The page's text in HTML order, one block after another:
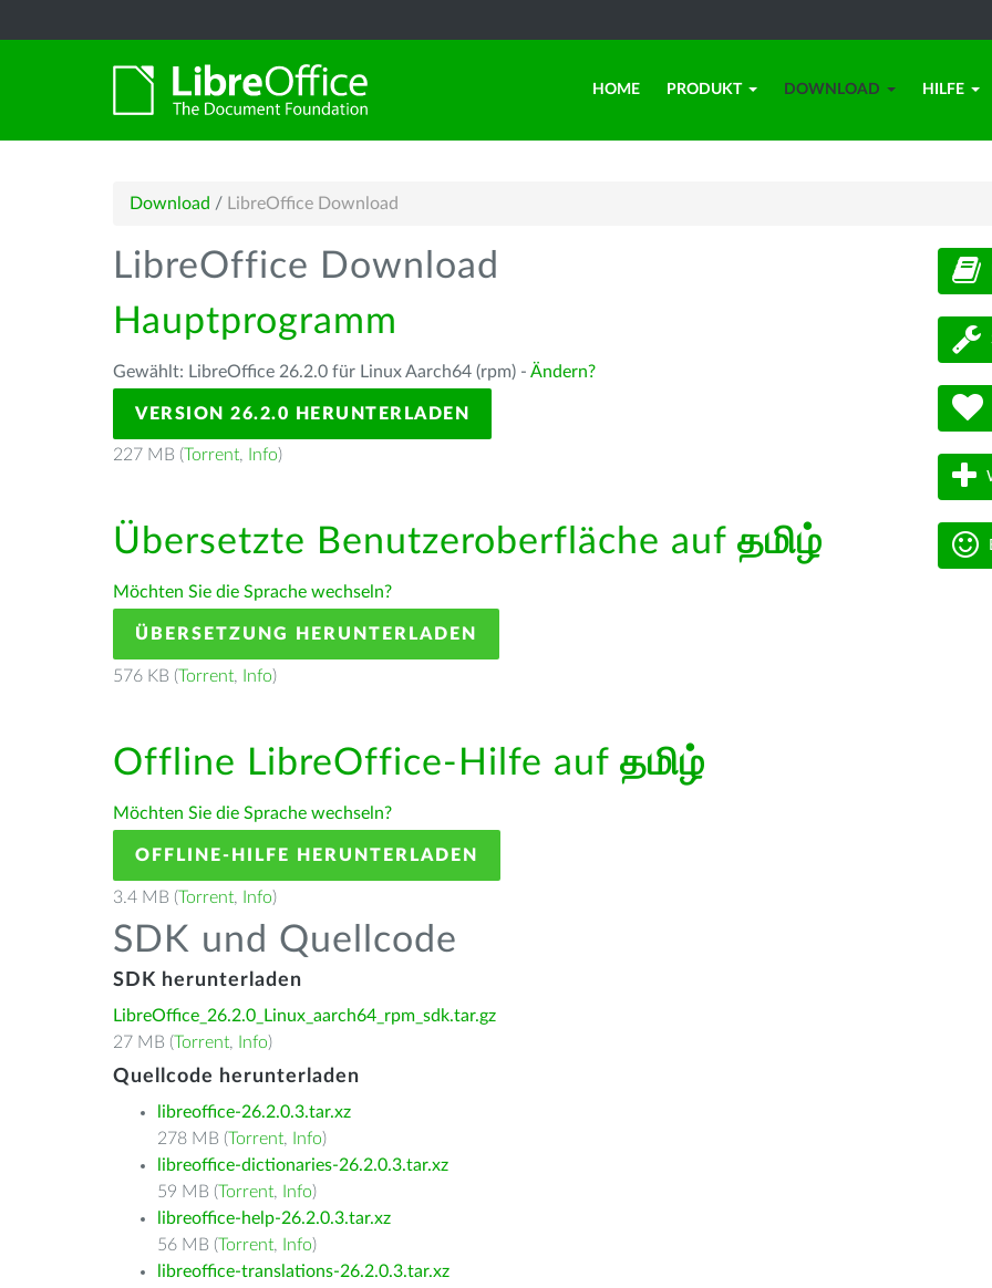
HOME PRODUKT DOWNLOAD HILFE
Download / LibreOffice Download
LibreOffice Download
Hauptprogramm
Gewählt: LibreOffice 26.2.0 für Linux Aarch64 (rpm) - Ändern?
VERSION 26.2.0 HERUNTERLADEN
227 MB (Torrent, Info)
Übersetzte Benutzeroberfläche auf தமிழ்
Möchten Sie die Sprache wechseln?
ÜBERSETZUNG HERUNTERLADEN
576 KB (Torrent, Info)
Offline LibreOffice-Hilfe auf தமிழ்
Möchten Sie die Sprache wechseln?
OFFLINE-HILFE HERUNTERLADEN
3.4 MB (Torrent, Info)
SDK und Quellcode
SDK herunterladen
LibreOffice_26.2.0_Linux_aarch64_rpm_sdk.tar.gz
27 MB (Torrent, Info)
Quellcode herunterladen
libreoffice-26.2.0.3.tar.xz
278 MB (Torrent, Info)
libreoffice-dictionaries-26.2.0.3.tar.xz
59 MB (Torrent, Info)
libreoffice-help-26.2.0.3.tar.xz
56 MB (Torrent, Info)
libreoffice-translations-26.2.0.3.tar.xz